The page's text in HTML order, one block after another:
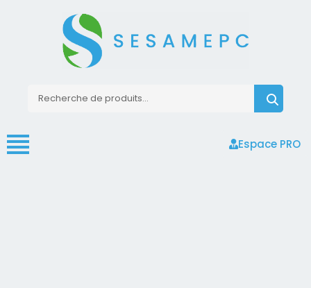
Espace PRO